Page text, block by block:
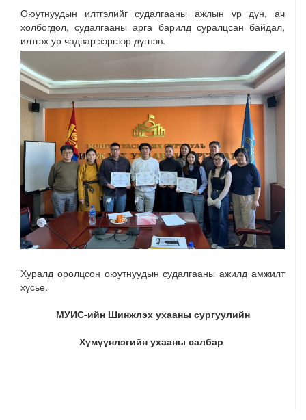
Оюутнуудын илтгэлийг судалгааны ажлын үр дүн, ач
холбогдол, судалгааны арга барилд суралцсан байдал,
илтгэх ур чадвар зэргээр дүгнэв.
Хуралд оролцсон оюутнуудын судалгааны ажилд амжилт
хүсье.
МУИС-ийн Шинжлэх ухааны сургуулийн
Хүмүүнлэгийн ухааны салбар